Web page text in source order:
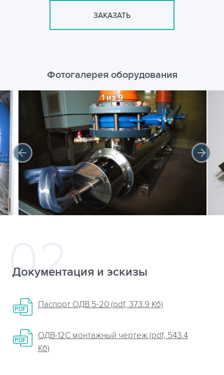
ЗАКАЗАТЬ
Фотогалерея оборудования
1 из 9
Документация и эскизы
Паспорт ОДВ 5-20 (pdf, 373.9 Кб)
ОДВ-12С монтажный чертеж (pdf, 543.4
Кб)